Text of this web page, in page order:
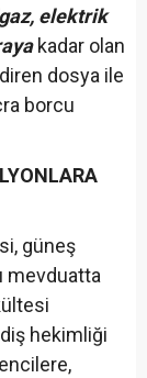
elektrik
kadar olan
dosya ile
borcu
güneş
mevduatta
hekimliği